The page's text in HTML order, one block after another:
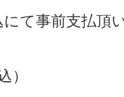
にて事前支払
）